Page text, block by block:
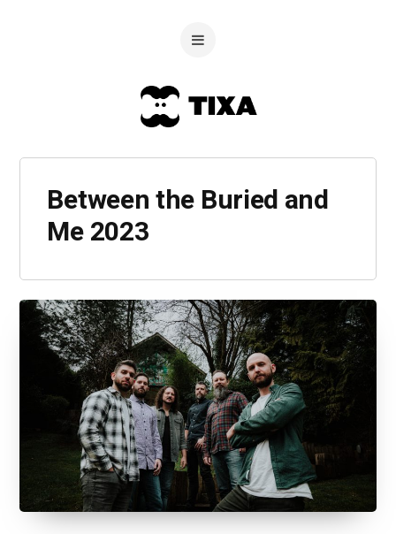
Between the Buried and
Me 2023